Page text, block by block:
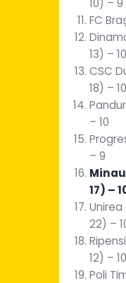
FC
13) – 10
CSC
18) – 10
– 10
– 9
17) –
22) –
12) – 10
Poli